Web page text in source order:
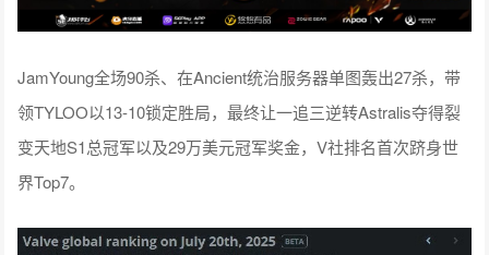
JamYoung全场90杀、在Ancient统治服务器单图轰出27杀，带
领TYLOO以13-10锁定胜局，最终让一追三逆转Astralis夺得裂
变天地S1总冠军以及29万美元冠军奖金，V社排名首次跻身世
界Top7。